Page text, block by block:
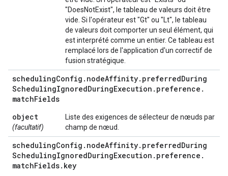
"DoesNotExist", le tableau de valeurs doit être
vide. Si l'opérateur est "Gt" ou "Lt", le tableau
de valeurs doit comporter un seul élément, qui
est interprété comme un entier. Ce tableau est
remplacé lors de l'application d'un correctif de
fusion stratégique.
schedulingConfig . nodeAffinity. preferredDuring
SchedulingIgnoredDuringExecution . preference .
matchFields
object
(facultatif)
Liste des exigences de sélecteur de nœuds par
champ de nœud.
schedulingConfig . nodeAffinity. preferredDuring
SchedulingIgnoredDuringExecution . preference .
matchFields. key